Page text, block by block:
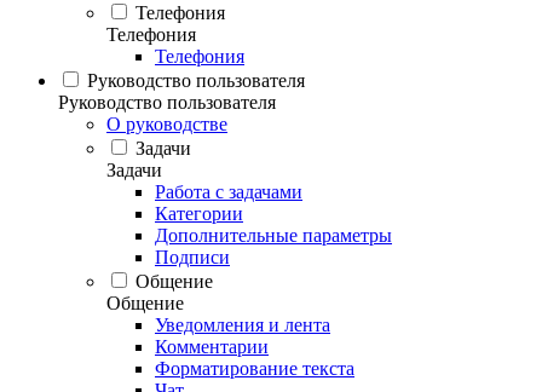
Телефония
Телефония
Телефония
Руководство пользователя
Руководство пользователя
О руководстве
Задачи
Задачи
Работа с задачами
Категории
Дополнительные параметры
Подписи
Общение
Общение
Уведомления и лента
Комментарии
Форматирование текста